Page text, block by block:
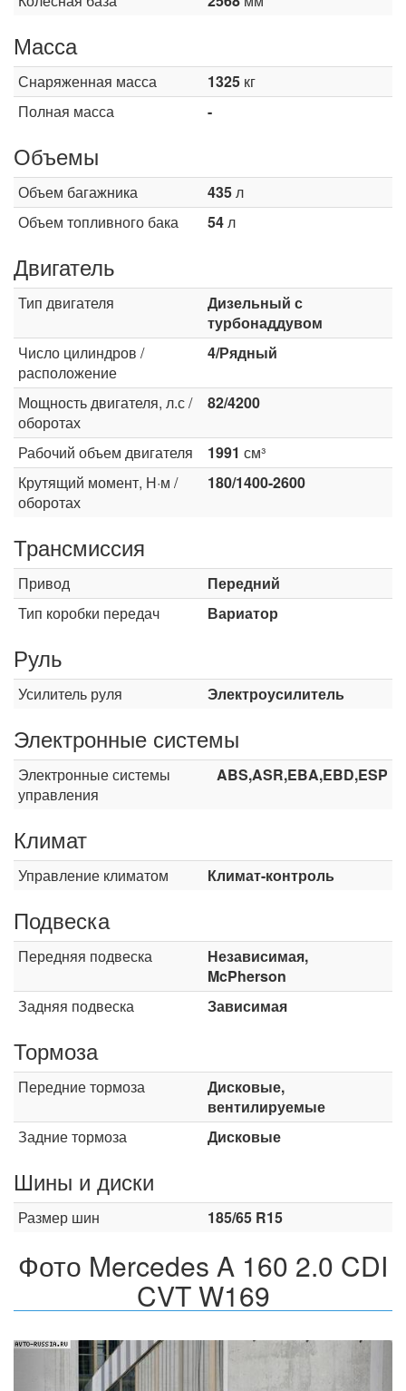
Масса
Снаряженная масса 1325 кг
Полная масса
-
Объемы
Объем багажника 435л
Объем топливного бака
54л
Двигатель
Тип двигателя
Дизельный с
турбонаддувом
Число цилиндров /
расположение
4/Рядный
Мощность двигателя, л.с /
оборотах
82/4200
Рабочий объем двигателя 1991 см³
Крутящий момент, Н·м /
оборотах
180/1400-2600
Трансмиссия
Привод
Передний
Тип коробки передач
Вариатор
Руль
Усилитель руля Электроусилитель
Электронные системы
Электронные системы
управления
ABS,ASR,EBA,EBD,ESP
Климат
Управление климатом Климат-контроль
Подвеска
Передняя подвеска
Независимая,
McPherson
Задняя подвеска
Зависимая
Тормоза
Передние тормоза
Дисковые,
вентилируемые
Задние тормоза
Дисковые
Шины и диски
Размер шин 185/65 R15
Фото Mercedes A 160 2.0 CDI
CVT W169
Назад